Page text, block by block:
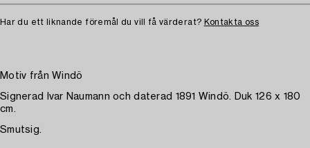
Har du ett liknande föremål du vill få värderat? Kontakta oss
Motiv från Windö
Signerad Ivar Naumann och daterad 1891 Windö. Duk 126 x 180
cm.
Smutsig.